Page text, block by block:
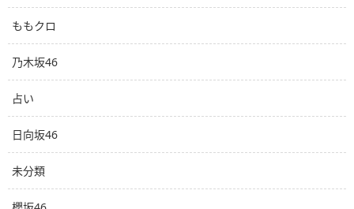
ももクロ
乃木坂46
占い
日向坂46
未分類